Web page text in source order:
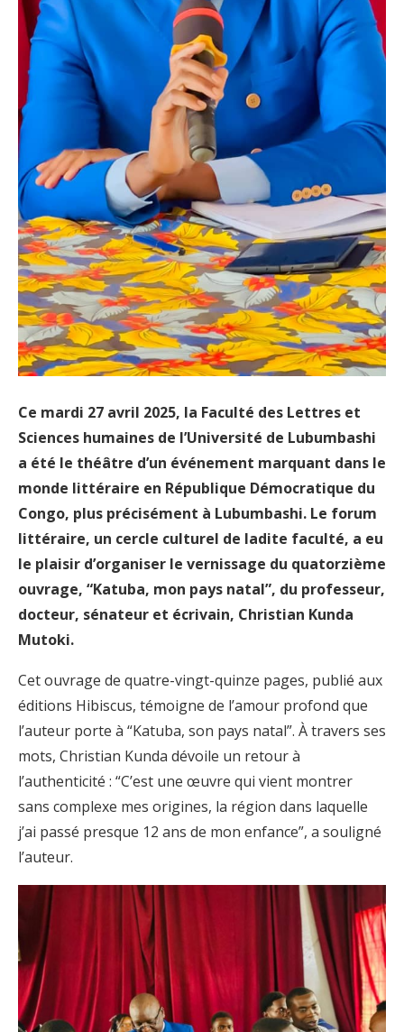
Ce mardi 27 avril 2025, la Faculté des Lettres et
Sciences humaines de l’Université de Lubumbashi
a été le théâtre d’un événement marquant dans le
monde littéraire en République Démocratique du
Congo, plus précisément à Lubumbashi. Le forum
littéraire, un cercle culturel de ladite faculté, a eu
le plaisir d’organiser le vernissage du quatorzième
ouvrage, “Katuba, mon pays natal”, du professeur,
docteur, sénateur et écrivain, Christian Kunda
Mutoki.
Cet ouvrage de quatre-vingt-quinze pages, publié aux
éditions Hibiscus, témoigne de l’amour profond que
l’auteur porte à “Katuba, son pays natal”. À travers ses
mots, Christian Kunda dévoile un retour à
l’authenticité : “C’est une œuvre qui vient montrer
sans complexe mes origines, la région dans laquelle
j’ai passé presque 12 ans de mon enfance”, a souligné
l’auteur.